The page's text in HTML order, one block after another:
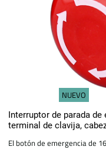
NUEVO
Interruptor de parada de
terminal de clavija,
El botón de emergencia de